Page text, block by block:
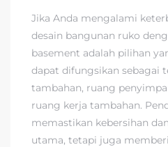
Jika Anda mengalami
desain bangunan ruko
basement adalah pilihan
dapat difungsikan sebagai
tambahan, ruang
ruang kerja tambahan.
memastikan kebersihan
utama, tetapi juga